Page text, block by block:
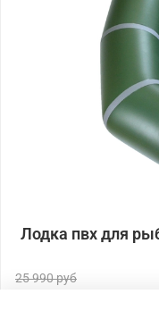
Лодка пвх для
25 990 руб